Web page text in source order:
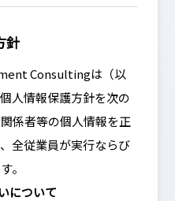
針
Consultingは（以
人情報保護方針を次の
係者等の個人情報を正
全従業員が実行ならび
。
について